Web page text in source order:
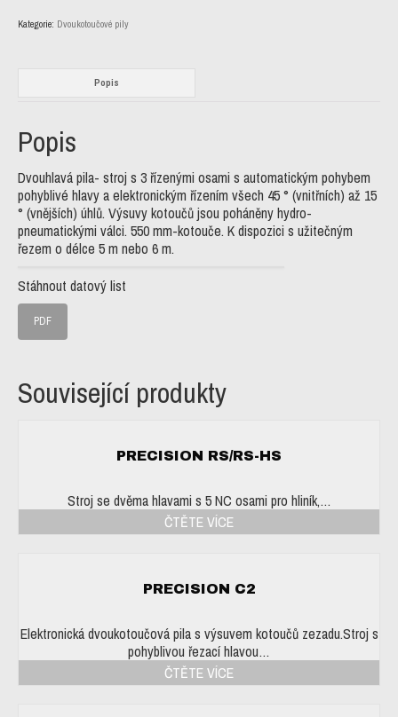
Kategorie: Dvoukotoučové pily
Popis
Popis
Dvouhlavá pila- stroj s 3 řízenými osami s automatickým pohybem
pohyblivé hlavy a elektronickým řízením všech 45 ° (vnitřních) až 15
° (vnějších) úhlů. Výsuvy kotoučů jsou poháněny hydro-
pneumatickými válci. 550 mm-kotouče. K dispozici s užitečným
řezem o délce 5 m nebo 6 m.
Stáhnout datový list
PDF
Související produkty
PRECISION RS/RS-HS
Stroj se dvěma hlavami s 5 NC osami pro hliník,…
ČTĚTE VÍCE
PRECISION C2
Elektronická dvoukotoučová pila s výsuvem kotoučů zezadu.Stroj s
pohyblivou řezací hlavou…
ČTĚTE VÍCE